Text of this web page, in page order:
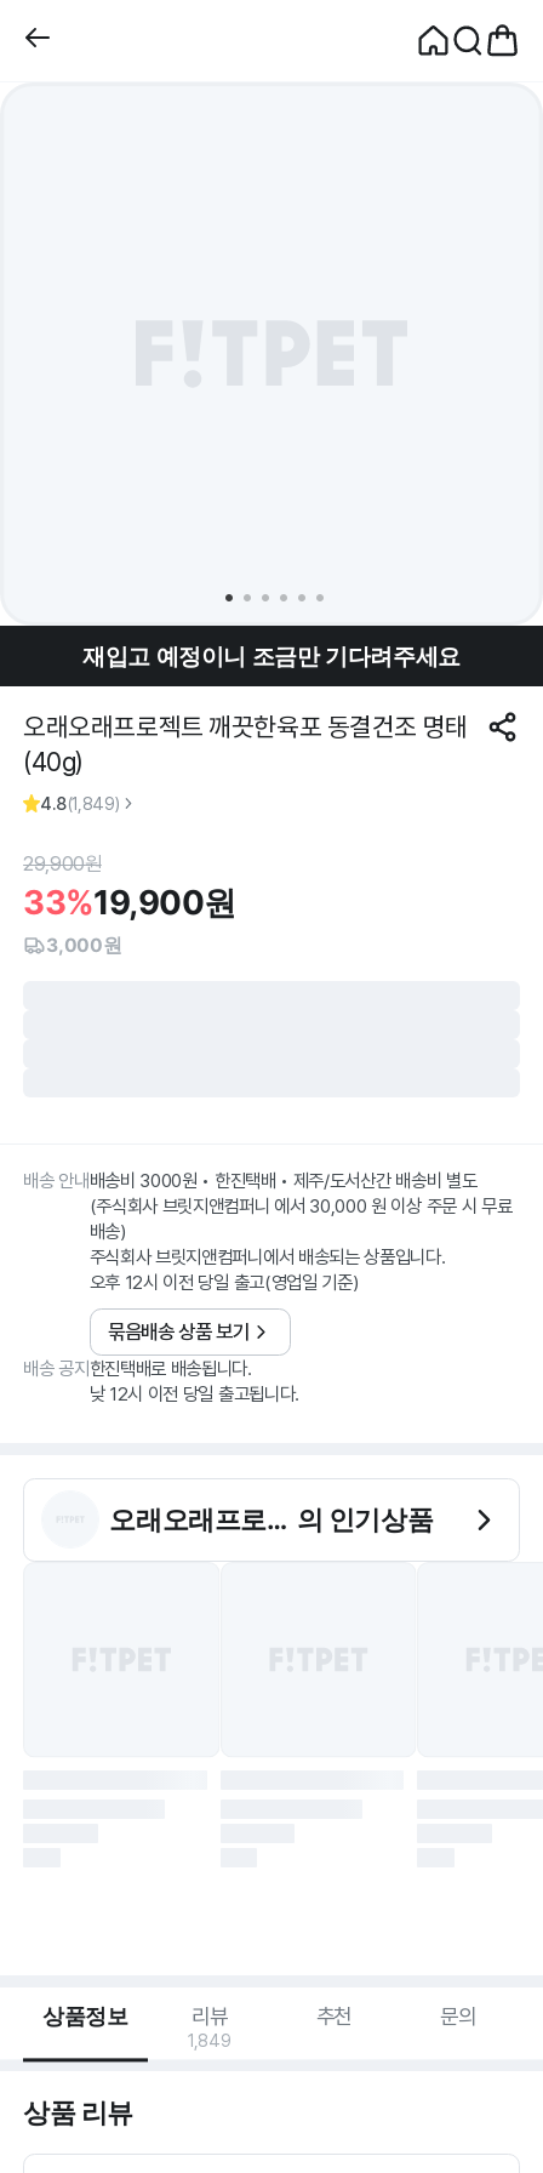
재입고 예정이니 조금만 기다려주세요
오래오래프로젝트 깨끗한육포 동결건조 명태
(40g)
4.8(1,849)
29,900원
33%19,900원
3,000원
배송 안내배송비 3000원 • 한진택배 • 제주/도서산간 배송비 별도
(주식회사 브릿지앤컴퍼니 에서 30,000 원 이상 주문 시 무료
배송)
주식회사 브릿지앤컴퍼니에서 배송되는 상품입니다.
오후 12시 이전 당일 출고(영업일 기준)
묶음배송 상품 보기
배송 공지 한진택배로 배송됩니다.
낮 12시 이전 당일 출고됩니다.
오래오래프로젝트의 인기상품
상품정보 리뷰
1,849
추천 문의
상품 리뷰